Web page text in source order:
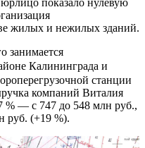
показало нулевую
жилых и нежилых зданий.
занимается
Калининграда и
станции
компаний Виталия
% — с 747 до 548 млн руб.,
руб. (+19 %).